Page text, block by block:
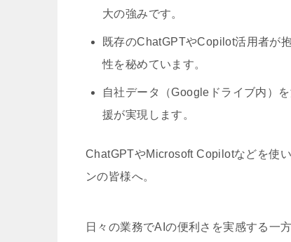
大の強みです。
既存のChatGPTやCopilot活用者が
性を秘めています。
自社データ（Googleドライブ内）
援が実現します。
ChatGPTやMicrosoft Copilotなどを使
ンの皆様へ。
日々の業務でAIの便利さを実感する一